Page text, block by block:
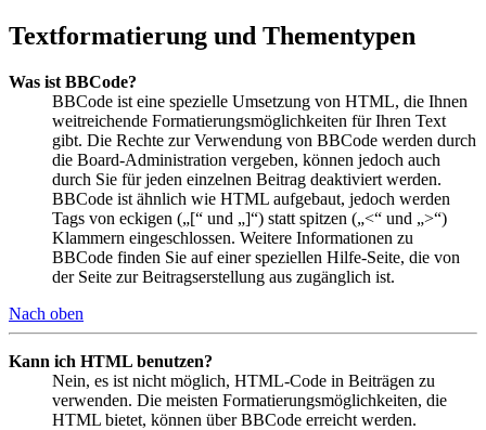
Textformatierung und Thementypen
Was ist BBCode?
BBCode ist eine spezielle Umsetzung von HTML, die Ihnen
weitreichende Formatierungsmöglichkeiten für Ihren Text
gibt. Die Rechte zur Verwendung von BBCode werden durch
die Board-Administration vergeben, können jedoch auch
durch Sie für jeden einzelnen Beitrag deaktiviert werden.
BBCode ist ähnlich wie HTML aufgebaut, jedoch werden
Tags von eckigen („[“ und „]“) statt spitzen („<“ und „>“)
Klammern eingeschlossen. Weitere Informationen zu
BBCode finden Sie auf einer speziellen Hilfe-Seite, die von
der Seite zur Beitragserstellung aus zugänglich ist.
Nach oben
Kann ich HTML benutzen?
Nein, es ist nicht möglich, HTML-Code in Beiträgen zu
verwenden. Die meisten Formatierungsmöglichkeiten, die
HTML bietet, können über BBCode erreicht werden.